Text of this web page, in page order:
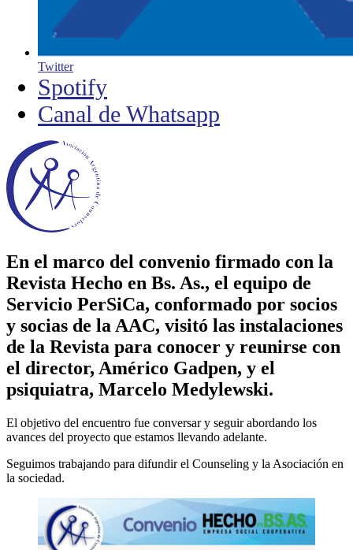
Twitter
Spotify
Canal de Whatsapp
En el marco del convenio firmado con la
Revista Hecho en Bs. As., el equipo de
Servicio PerSiCa, conformado por socios
y socias de la AAC, visitó las instalaciones
de la Revista para conocer y reunirse con
el director, Américo Gadpen, y el
psiquiatra, Marcelo Medylewski.
El objetivo del encuentro fue conversar y seguir abordando los
avances del proyecto que estamos llevando adelante.
Seguimos trabajando para difundir el Counseling y la Asociación en
la sociedad.